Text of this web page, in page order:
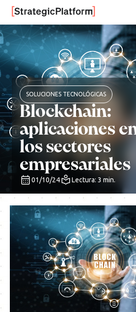
SOLUCIONES TECNOLÓGICAS
Blockchain:
aplicaciones
los sectores
empresariales
01/10/24 Lectura: 3 min.